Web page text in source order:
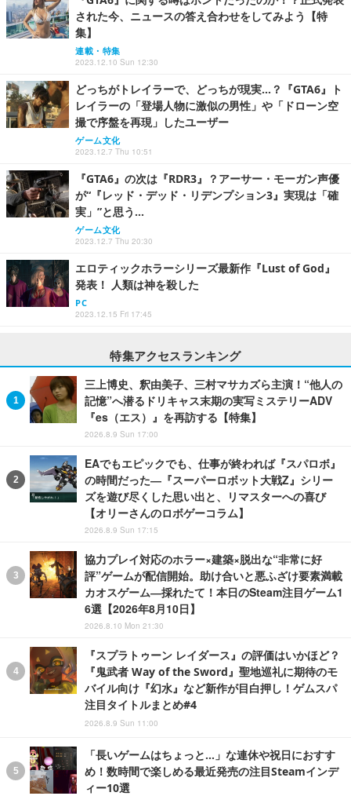
された今、ニュースの答え合わせをしてみよう【特
集】
連載・特集
2023.12.10 Sun 12:30
どっちがトレイラーで、どっちが現実…？『GTA6』ト
レイラーの「登場人物に激似の男性」や「ドローン空
撮で序盤を再現」したユーザー
ゲーム文化
2023.12.7 Thu 10:51
『GTA6』の次は『RDR3』？アーサー・モーガン声優
が“『レッド・デッド・リデンプション3』実現は「確
実」”と思う…
ゲーム文化
2023.12.7 Thu 20:30
エロティックホラーシリーズ最新作『Lust of God』
発表！ 人類は神を殺した
PC
2023.12.15 Fri 17:45
特集アクセスランキング
三上博史、釈由美子、三村マサカズら主演！“他人の
記憶”へ潜るドリキャス末期の実写ミステリーADV
『es（エス）』を再訪する【特集】
2026.8.9 Sun 17:00
EAでもエピックでも、仕事が終われば『スパロボ』
の時間だった―『スーパーロボット大戦Z』シリー
ズを遊び尽くした思い出と、リマスターへの喜び
【オリーさんのロボゲーコラム】
2026.8.9 Sun 17:15
協力プレイ対応のホラー×建築×脱出な“非常に好
評”ゲームが配信開始。助け合いと悪ふざけ要素満載
カオスゲーム―採れたて！本日のSteam注目ゲーム1
6選【2026年8月10日】
2026.8.10 Mon 21:30
『スプラトゥーン レイダース』の評価はいかほど？
『鬼武者 Way of the Sword』聖地巡礼に期待のモ
バイル向け『幻水』など新作が目白押し！ゲムスパ
注目タイトルまとめ#4
2026.8.9 Sun 11:00
「長いゲームはちょっと…」な連休や祝日におすす
め！数時間で楽しめる最近発売の注目Steamインデ
ィー10選